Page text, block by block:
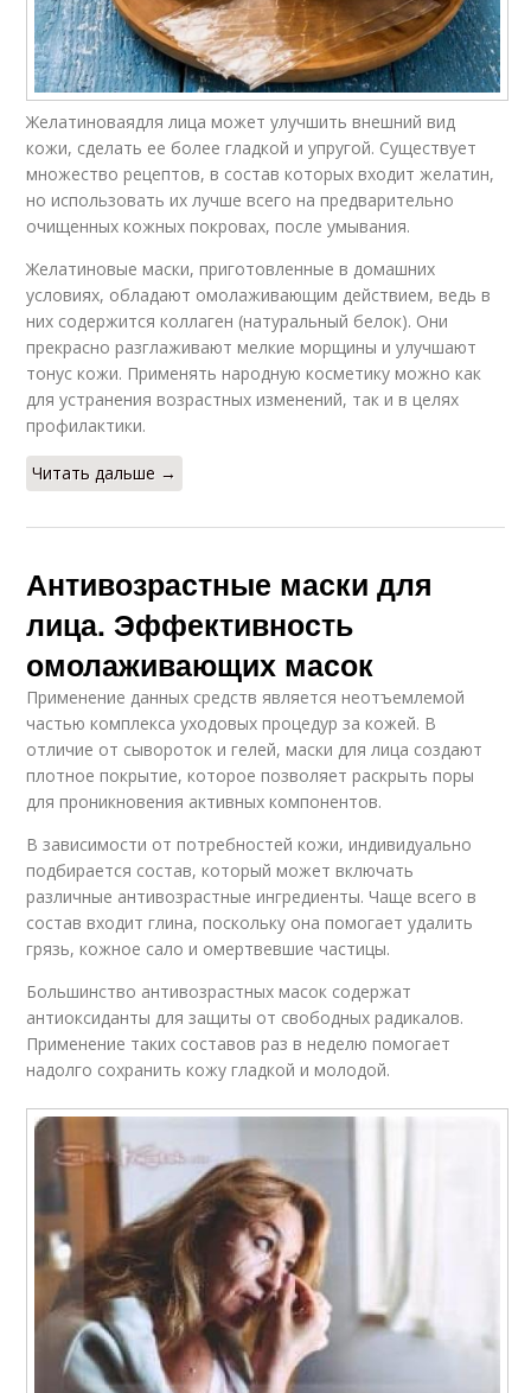
Желатиноваядля лица может улучшить внешний вид
кожи, сделать ее более гладкой и упругой. Существует
множество рецептов, в состав которых входит желатин,
но использовать их лучше всего на предварительно
очищенных кожных покровах, после умывания.
Желатиновые маски, приготовленные в домашних
условиях, обладают омолаживающим действием, ведь в
них содержится коллаген (натуральный белок). Они
прекрасно разглаживают мелкие морщины и улучшают
тонус кожи. Применять народную косметику можно как
для устранения возрастных изменений, так и в целях
профилактики.
Читать дальше →
Антивозрастные маски для
лица. Эффективность
омолаживающих масок
Применение данных средств является неотъемлемой
частью комплекса уходовых процедур за кожей. В
отличие от сывороток и гелей, маски для лица создают
плотное покрытие, которое позволяет раскрыть поры
для проникновения активных компонентов.
В зависимости от потребностей кожи, индивидуально
подбирается состав, который может включать
различные антивозрастные ингредиенты. Чаще всего в
состав входит глина, поскольку она помогает удалить
грязь, кожное сало и омертвевшие частицы.
Большинство антивозрастных масок содержат
антиоксиданты для защиты от свободных радикалов.
Применение таких составов раз в неделю помогает
надолго сохранить кожу гладкой и молодой.